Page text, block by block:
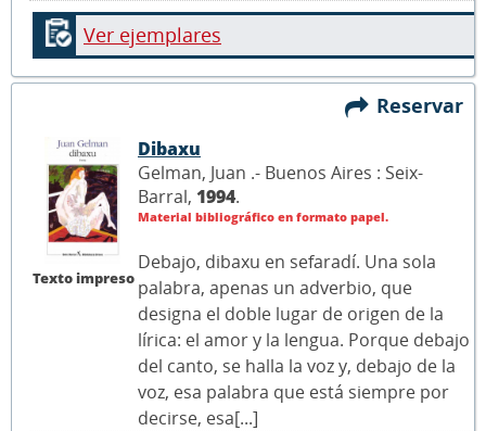
Ver ejemplares
Reservar
Texto impreso
Dibaxu
Gelman, Juan .- Buenos Aires : Seix-
Barral, 1994.
Material bibliográfico en formato papel.
Debajo, dibaxu en sefaradí. Una sola
palabra, apenas un adverbio, que
designa el doble lugar de origen de la
lírica: el amor y la lengua. Porque debajo
del canto, se halla la voz y, debajo de la
voz, esa palabra que está siempre por
decirse, esa[...]